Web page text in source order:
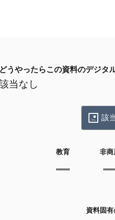
どうやったらこの資料のデジタ
当なし
該
教育 非商
資料固